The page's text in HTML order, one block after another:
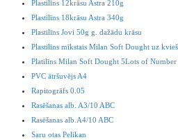
Plastilīns 12krāsu Astra 210g
Plastilīns 18krāsu Astra 340g
Plastilīns Jovi 50g g. dažādu krāsu
Plastilīns mīkstais Milan Soft Dought uz
Platilīns Milan Soft Dought 5Lots of
PVC ātršuvējs A4
Rapitogrāfs 0.05
Rasēšanas alb. A3/10 ABC
Rasēšanas alb.A4/10 ABC
Saru otas Pelikan